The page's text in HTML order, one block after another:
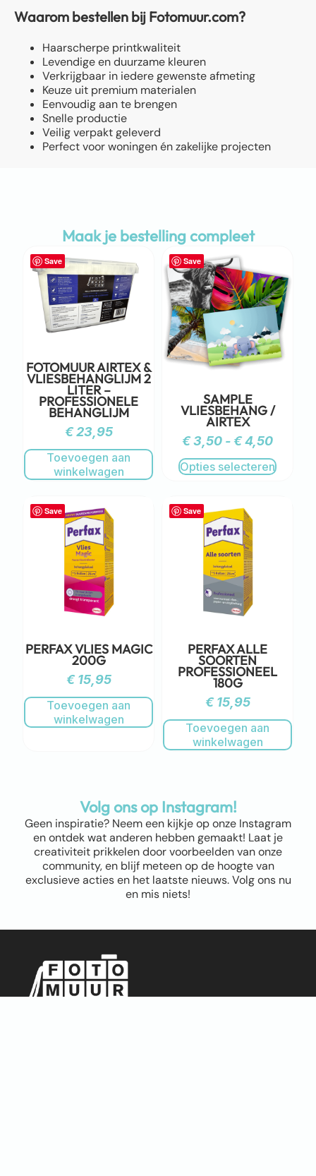
Waarom bestellen bij Fotomuur.com?
Haarscherpe printkwaliteit
Levendige en duurzame kleuren
Verkrijgbaar in iedere gewenste afmeting
Keuze uit premium materialen
Eenvoudig aan te brengen
Snelle productie
Veilig verpakt geleverd
Perfect voor woningen én zakelijke projecten
Maak je bestelling compleet
Save
FOTOMUUR AIRTEX &
VLIESBEHANGLIJM 2
LITER –
PROFESSIONELE
BEHANGLIJM
€23,95
Toevoegen aan
winkelwagen
Save
SAMPLE
VLIESBEHANG /
AIRTEX
€3,50 - €4,50
Opties selecteren
Save
PERFAX VLIES MAGIC
200G
€15,95
Toevoegen aan
winkelwagen
Save
PERFAX ALLE
SOORTEN
PROFESSIONEEL
180G
€15,95
Toevoegen aan
winkelwagen
Volg ons op Instagram!
Geen inspiratie? Neem een kijkje op onze Instagram
en ontdek wat anderen hebben gemaakt! Laat je
creativiteit prikkelen door voorbeelden van onze
community, en blijf meteen op de hoogte van
exclusieve acties en het laatste nieuws. Volg ons nu
en mis niets!